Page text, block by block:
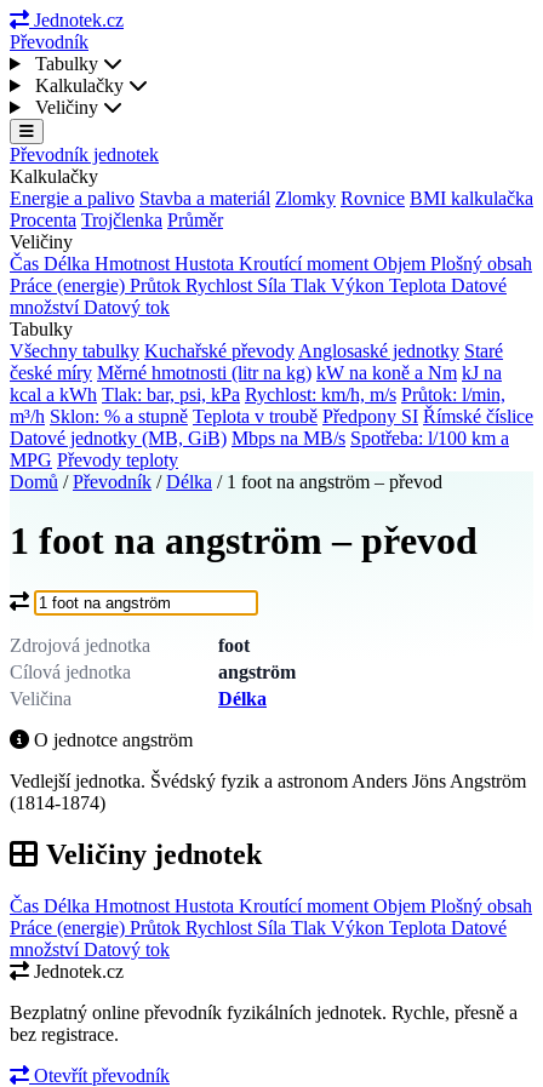
Jednotek.cz
Převodník
Tabulky
Kalkulačky
Veličiny
Převodník jednotek
Kalkulačky
Energie a palivo Stavba a materiál Zlomky Rovnice BMI kalkulačka
Procenta Trojčlenka Průměr
Veličiny
Čas Délka Hmotnost Hustota Kroutící moment Objem Plošný obsah
Práce (energie) Průtok Rychlost Síla Tlak Výkon Teplota Datové
množstvíDatový tok
Tabulky
Všechny tabulky Kuchařské převody Anglosaské jednotky Staré
české míry Měrné hmotnosti (litr na kg) kW na koně a Nm kJ na
kcal a kWh Tlak: bar, psi, kPa Rychlost: km/h, m/s Průtok: l/min,
m³/h Sklon: % a stupně Teplota v troubě Předpony SI Římské číslice
Datové jednotky (MB, GiB) Mbps na MB/s Spotřeba: l/100 km a
MPG Převody teploty
Domů / Převodník / Délka / 1 foot na angström – převod
1 foot na angström – převod
Co chcete převést?
Zdrojová jednotka
foot
Cílová jednotka
angström
Veličina
Délka
O jednotce angström
Vedlejší jednotka. Švédský fyzik a astronom Anders Jöns Angström
(1814-1874)
Veličiny jednotek
Čas Délka Hmotnost Hustota Kroutící moment Objem Plošný obsah
Práce (energie) Průtok Rychlost Síla Tlak Výkon Teplota Datové
množstvíDatový tok
Jednotek.cz
Bezplatný online převodník fyzikálních jednotek. Rychle, přesně a
bez registrace.
Otevřít převodník